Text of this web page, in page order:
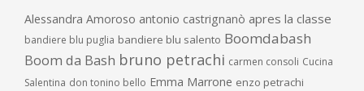
Alessandra Amoroso antonio castrignanò apres la classe
bandiere blu puglia bandiere blu salento Boomdabash
Boom da Bash bruno petrachi carmen consoli Cucina
Salentina don tonino bello Emma Marrone enzo petrachi